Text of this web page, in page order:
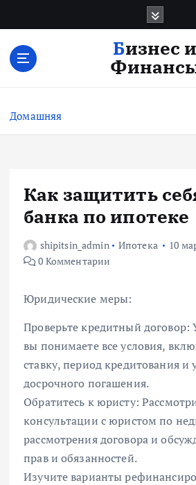
с
Бизнес и
Домашняя
Как защитить
банка по ипотеке
shipitsin_admin Ипотека
10
0 Комментарии
Юридические меры:
Проверьте кредитный договор:
вы понимаете все условия,
ставку, период кредитования и
досрочного погашения.
Обратитесь к юристу:
консультации с юристом по
рассмотрения договора и
прав и обязанностей.
Изучите варианты